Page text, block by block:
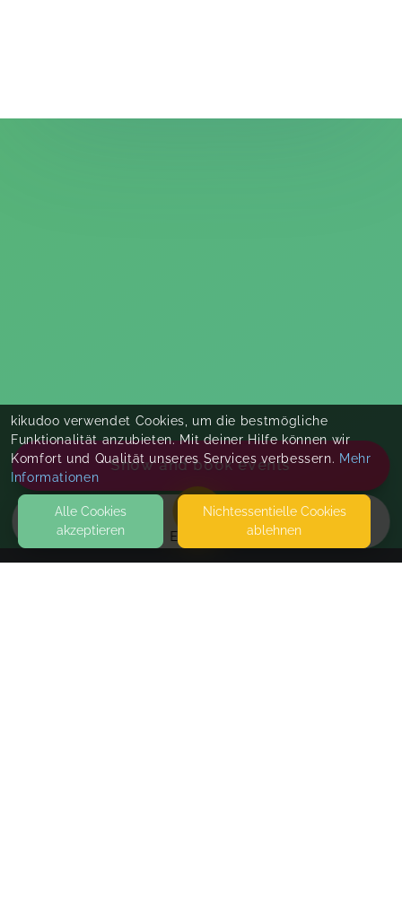
EVENTS
Show and book events
kikudoo verwendet Cookies, um die bestmögliche
Funktionalität anzubieten. Mit deiner Hilfe können wir
Komfort und Qualität unseres Services verbessern. Mehr
Informationen
Alle Cookies
akzeptieren
Nicht­essentielle Cookies
ablehnen